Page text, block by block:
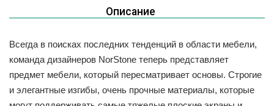
Описание
Всегда в поисках последних тенденций в области мебели,
команда дизайнеров NorStone теперь представляет
предмет мебели, который пересматривает основы. Строгие
и элегантные изгибы, очень прочные материалы, которые